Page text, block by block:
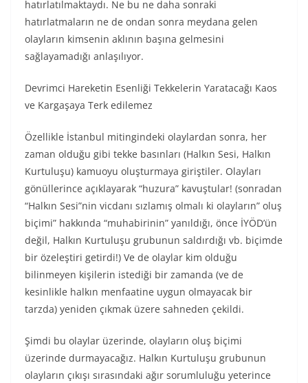
hatırlatılmaktaydı. Ne bu ne daha sonraki
hatırlatmaların ne de ondan sonra meydana gelen
olayların kimsenin aklının başına gelmesini
sağlayamadığı anlaşılıyor.
Devrimci Hareketin Esenliği Tekkelerin Yaratacağı Kaos
ve Kargaşaya Terk edilemez
Özellikle İstanbul mitingindeki olaylardan sonra, her
zaman olduğu gibi tekke basınları (Halkın Sesi, Halkın
Kurtuluşu) kamuoyu oluşturmaya giriştiler. Olayları
gönüllerince açıklayarak “huzura” kavuştular! (sonradan
“Halkın Sesi”nin vicdanı sızlamış olmalı ki olayların” oluş
biçimi” hakkında “muhabirinin” yanıldığı, önce İYÖD’ün
değil, Halkın Kurtuluşu grubunun saldırdığı vb. biçimde
bir özeleştiri getirdi!) Ve de olaylar kim olduğu
bilinmeyen kişilerin istediği bir zamanda (ve de
kesinlikle halkın menfaatine uygun olmayacak bir
tarzda) yeniden çıkmak üzere sahneden çekildi.
Şimdi bu olaylar üzerinde, olayların oluş biçimi
üzerinde durmayacağız. Halkın Kurtuluşu grubunun
olayların çıkışı sırasındaki ağır sorumluluğu yeterince